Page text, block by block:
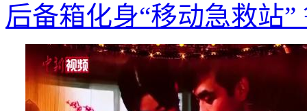
后备箱化身“移动急救站